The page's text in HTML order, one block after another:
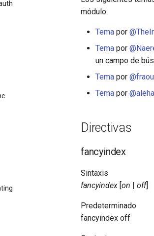
módulo:
Tema por
Tema por
un campo de
Tema por
Tema por
Directivas
fancyindex
Sintaxis
fancyindex [on | off]
Predeterminado
fancyindex off